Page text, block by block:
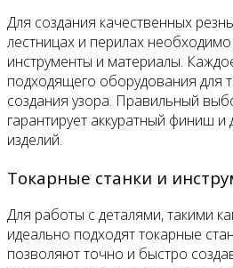
Для создания качественных
лестницах и перилах
инструменты и материалы.
подходящего оборудования для
создания узора. Правильный
гарантирует аккуратный финиш
изделий.
Токарные станки и
Для работы с деталями, такими
идеально подходят токарные
позволяют точно и быстро